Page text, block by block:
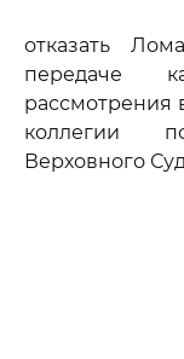
отказать
передаче
рассмотрения
коллегии
Верховного